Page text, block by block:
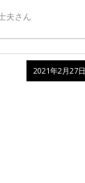
夫さん
2021年2月27日